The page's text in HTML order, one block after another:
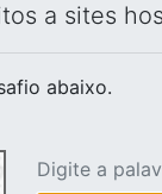
a sites
abaixo.
Digite a